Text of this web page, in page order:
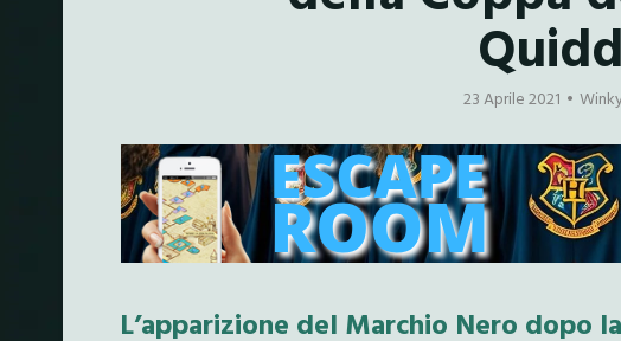
23 Aprile 2021
L’apparizione del Marchio Nero dopo